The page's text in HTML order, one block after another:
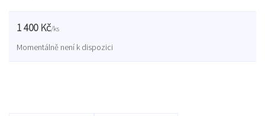
1 400 Kč/ks
Momentálně není k dispozici